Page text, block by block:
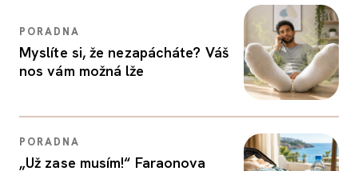
PORADNA
Myslíte si, že nezapácháte? Váš
nos vám možná lže
PORADNA
„Už zase musím!“ Faraonova